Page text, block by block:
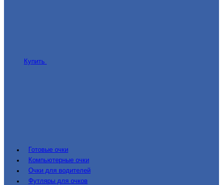
Купить
Готовые очки
Компьютерные очки
Очки для водителей
Футляры для очков